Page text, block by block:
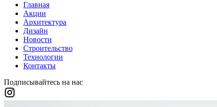
Главная
Акции
Архитектура
Дизайн
Новости
Строительство
Технологии
Контакты
Подписывайтесь на нас